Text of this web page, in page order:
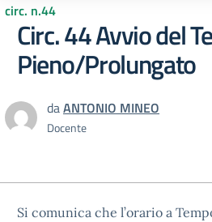
circ. n.44
Circ. 44 Avvio del
Pieno/Prolungato
daANTONIO MINEO
Docente
Si comunica che l’orario a